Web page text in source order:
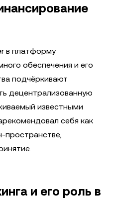
в платформу
обеспечения и его
подчёркивают
децентрализованную
известными
себя как
пространстве,
и его роль в